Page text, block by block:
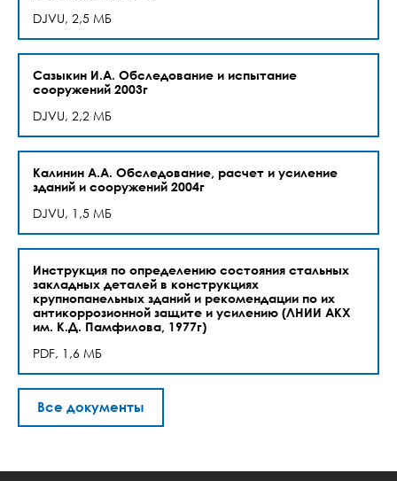
DJVU, 2,5 МБ
Сазыкин И.А. Обследование и испытание
сооружений 2003г
DJVU, 2,2 МБ
Калинин А.А. Обследование, расчет и усиление
зданий и сооружений 2004г
DJVU, 1,5 МБ
Инструкция по определению состояния стальных
закладных деталей в конструкциях
крупнопанельных зданий и рекомендации по их
антикоррозионной защите и усилению (ЛНИИ АКХ
им. К.Д. Памфилова, 1977г)
PDF, 1,6 МБ
Все документы